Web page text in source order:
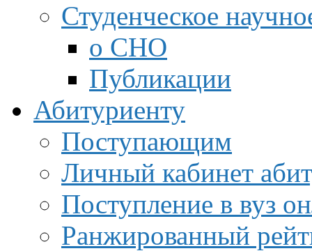
Студенческое
о СНО
Публикации
Абитуриенту
Поступающим
Личный кабинет
Поступление в вуз
Ранжированный